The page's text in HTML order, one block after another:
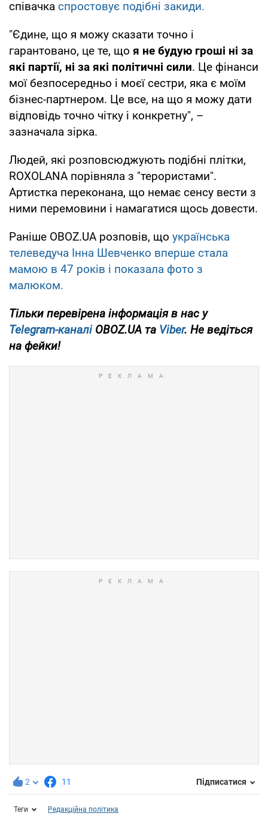
співачка спростовує подібні закиди.
"Єдине, що я можу сказати точно і
гарантовано, це те, що я не будую гроші ні за
які партії, ні за які політичні сили. Це фінанси
мої безпосередньо і моєї сестри, яка є моїм
бізнес-партнером. Це все, на що я можу дати
відповідь точно чітку і конкретну", –
зазначала зірка.
Людей, які розповсюджують подібні плітки,
ROXOLANA порівняла з "терористами".
Артистка переконана, що немає сенсу вести з
ними перемовини і намагатися щось довести.
Раніше OBOZ.UA розповів, що українська
телеведуча Інна Шевченко вперше стала
мамою в 47 років і показала фото з
малюком.
Тільки перевірена інформація в нас у
Telegram-каналіOBOZ.UA та Viber. Не ведіться
на фейки!
2 11 Підписатися
Теги Редакційна політика